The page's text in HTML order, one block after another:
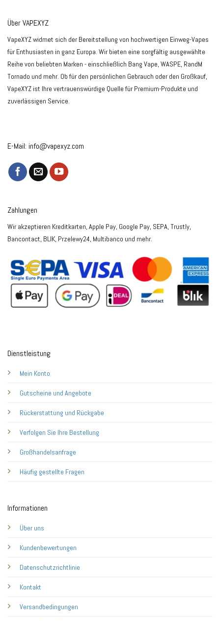
Über VAPEXYZ
VapeXYZ widmet sich der Bereitstellung von hochwertigen Einweg-Vapes
für Enthusiasten in ganz Europa. Wir bieten eine sorgfältig ausgewählte
Reihe von beliebten Marken - einschließlich Bang Vape, WASPE, RandM
Tornado und mehr. Ob für den persönlichen Gebrauch oder den Großkauf,
VapeXYZ ist Ihre vertrauenswürdige Quelle für Premium-Produkte und
zuverlässigen Service.
E-Mail: info@vapexyz.com
Dienstleistung
Mein Konto
Gutscheine und Angebote
Rückerstattung und Rückgabe
Verfolgen Sie Ihre Bestellung
Großhandelsanfrage
Häufig gestellte Fragen
Informationen
Über uns
Kundenbewertungen
Datenschutzrichtlinie
Kontakt
Versandbedingungen
Zahlungen
Wir akzeptieren Kreditkarten, Apple Pay, Google Pay, SEPA, Trustly,
Bancontact, BLIK, Przelewy24, Multibanco und mehr.